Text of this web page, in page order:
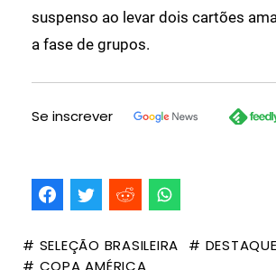
suspenso ao levar dois cartões
a fase de grupos.
Se inscrever
# SELEÇÃO BRASILEIRA
# DESTAQUE
# COPA AMÉRICA